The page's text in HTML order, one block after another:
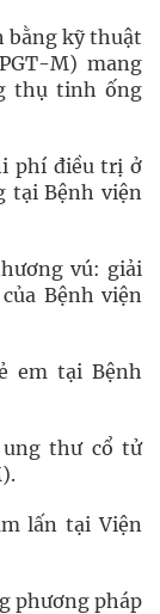
bằng kỹ thuật
M) mang
thụ tinh ống
phí điều trị ở
tại Bệnh viện
vú: giải
Bệnh viện
em tại Bệnh
thư cổ tử
lấn tại Viện
phương pháp